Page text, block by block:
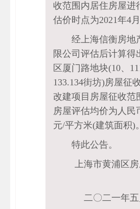
收范围内居住房屋进
估价时点为2021年4月
经上海信衡房地
限公司评估后计算得
区厦门路地块(10、
133.134街坊)房屋征
改建项目房屋征收范
房屋评估均价为人民
元/平方米(建筑面积)。
特此公告。
上海市黄浦区
二〇二一年